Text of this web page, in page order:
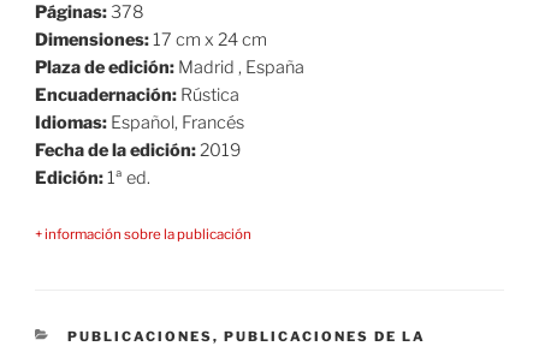
Páginas:378
Dimensiones:17 cm x 24 cm
Plaza de edición:Madrid , España
Encuadernación:Rústica
Idiomas:Español, Francés
Fecha de la edición:2019
Edición:1ª ed.
+ información sobre la publicación
CATEGORÍAS
PUBLICACIONES,PUBLICACIONES DE LA